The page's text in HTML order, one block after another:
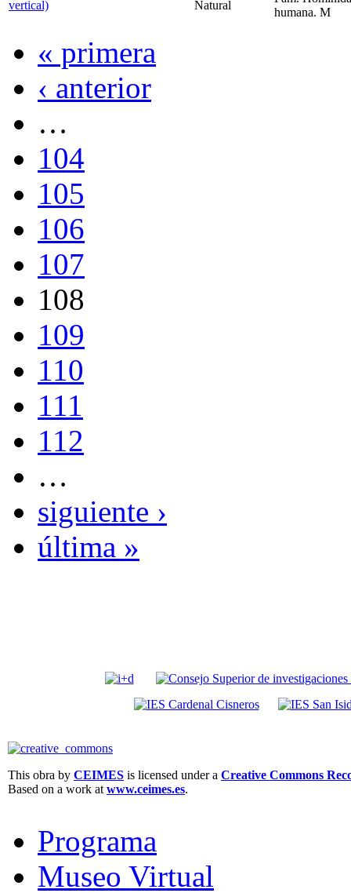
vertical) Natural
humana. M
« primera
‹ anterior
…
104
105
106
107
108
109
110
111
112
…
siguiente ›
última »
This obra by CEIMES is licensed under a Creative Commons
Based on a work at www.ceimes.es.
Programa
Museo Virtual